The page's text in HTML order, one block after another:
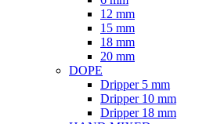
12 mm
15 mm
18 mm
20 mm
DOPE
Dripper 5 mm
Dripper 10 mm
Dripper 18 mm